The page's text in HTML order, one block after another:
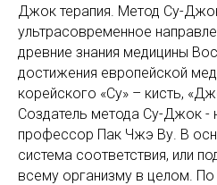
Джок терапия. Метод Су-
ультрасовременное
древние знания медицины
достижения европейской
корейского «Су» – кисть,
Создатель метода Су-Джок -
профессор Пак Чжэ Ву. В
система соответствия, или
всему организму в целом.